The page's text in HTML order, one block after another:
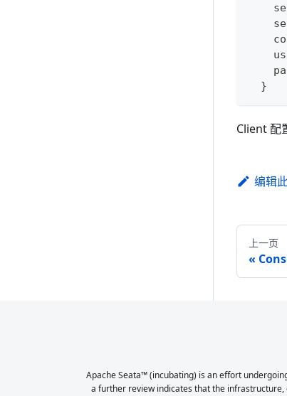
  }
Client 配
编辑
上一页
Apache Seata™ (incubating) is an effort
a further review indicates that the infrastructure,